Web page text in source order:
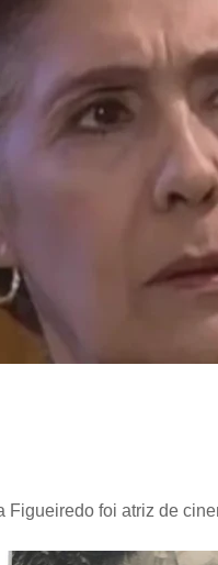
Figueiredo foi atriz de